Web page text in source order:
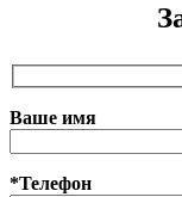
Ваше имя
*Телефон